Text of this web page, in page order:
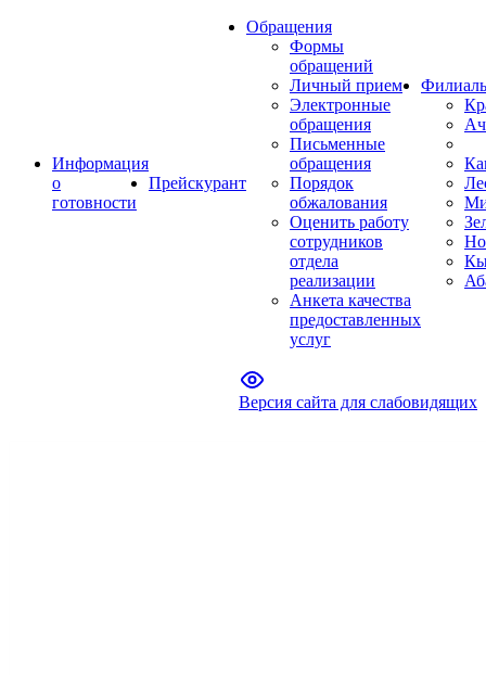
Информация
о
готовности
Прейскурант
Обращения
Формы
обращений
Личный прием
Электронные
обращения
Письменные
обращения
Порядок
обжалования
Оценить работу
сотрудников
отдела
реализации
Анкета качества
предоставленных
услуг
Версия сайта для слабовидящих